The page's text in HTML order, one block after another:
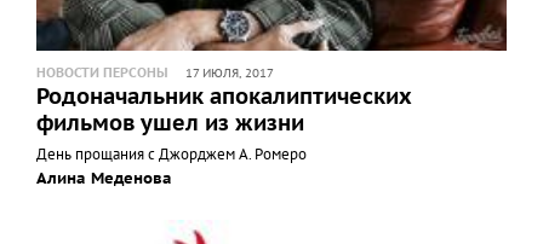
НОВОСТИ ПЕРСОНЫ 17 ИЮЛЯ, 2017
Родоначальник апокалиптических
фильмов ушел из жизни
День прощания с Джорджем А. Ромеро
Алина Меденова